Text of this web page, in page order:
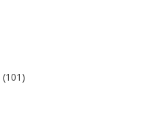
(101)